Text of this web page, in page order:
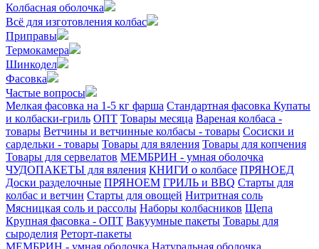
Колбасная оболочка
Всё для изготовления колбас
Приправы
Термокамера
Шинкодел
Фасовка
Частые вопросы
Мелкая фасовка на 1-5 кг фарша Стандартная фасовка Купаты
и колбаски-гриль ОПТ Товары месяца Вареная колбаса -
товары Ветчины и ветчинные колбасы - товары Сосиски и
сардельки - товары Товары для вяления Товары для копчения
Товары для сервелатов МЕМБРИН - умная оболочка
ЧУДОПАКЕТЫ для вяления КНИГИ о колбасе ПРЯНОЕД
Доски разделочные ПРЯНОЕМ ГРИЛЬ и BBQ Старты для
колбас и ветчин Старты для овощей Нитритная соль
Мясницкая соль и рассолы Наборы колбасников Щепа
Крупная фасовка - ОПТ Вакуумные пакеты Товары для
сыроделия Реторт-пакеты
МЕМБРИН - умная оболочка Натуральная оболочка